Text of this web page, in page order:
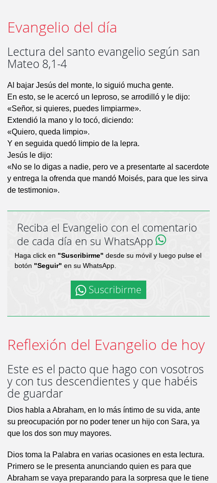
Evangelio del día
Lectura del santo evangelio según san
Mateo 8,1-4
Al bajar Jesús del monte, lo siguió mucha gente.
En esto, se le acercó un leproso, se arrodilló y le dijo:
«Señor, si quieres, puedes limpiarme».
Extendió la mano y lo tocó, diciendo:
«Quiero, queda limpio».
Y en seguida quedó limpio de la lepra.
Jesús le dijo:
«No se lo digas a nadie, pero ve a presentarte al sacerdote
y entrega la ofrenda que mandó Moisés, para que les sirva
de testimonio».
Reciba el Evangelio con el comentario
de cada día en su WhatsApp
Haga click en "Suscribirme" desde su móvil y luego pulse el
botón "Seguir" en su WhatsApp.
Suscribirme
Reflexión del Evangelio de hoy
Este es el pacto que hago con vosotros
y con tus descendientes y que habéis
de guardar
Dios habla a Abraham, en lo más íntimo de su vida, ante
su preocupación por no poder tener un hijo con Sara, ya
que los dos son muy mayores.
Dios toma la Palabra en varias ocasiones en esta lectura.
Primero se le presenta anunciando quien es para que
Abraham se vaya preparando para la sorpresa que le tiene